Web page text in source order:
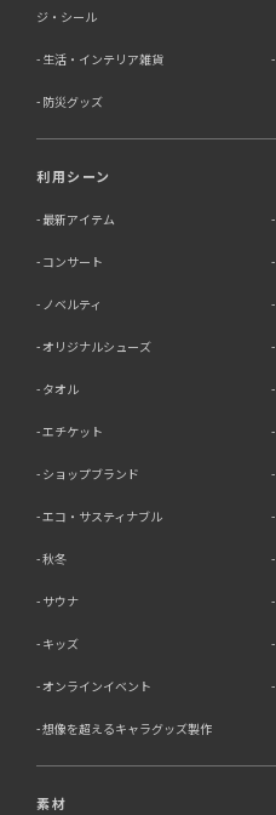
ジ・シール
生活・インテリア雑貨
防災グッズ
利用シーン
最新アイテム
コンサート
ノベルティ
オリジナルシューズ
タオル
エチケット
ショップブランド
エコ・サスティナブル
秋冬
サウナ
キッズ
オンラインイベント
想像を超えるキャラグッズ製作
素材